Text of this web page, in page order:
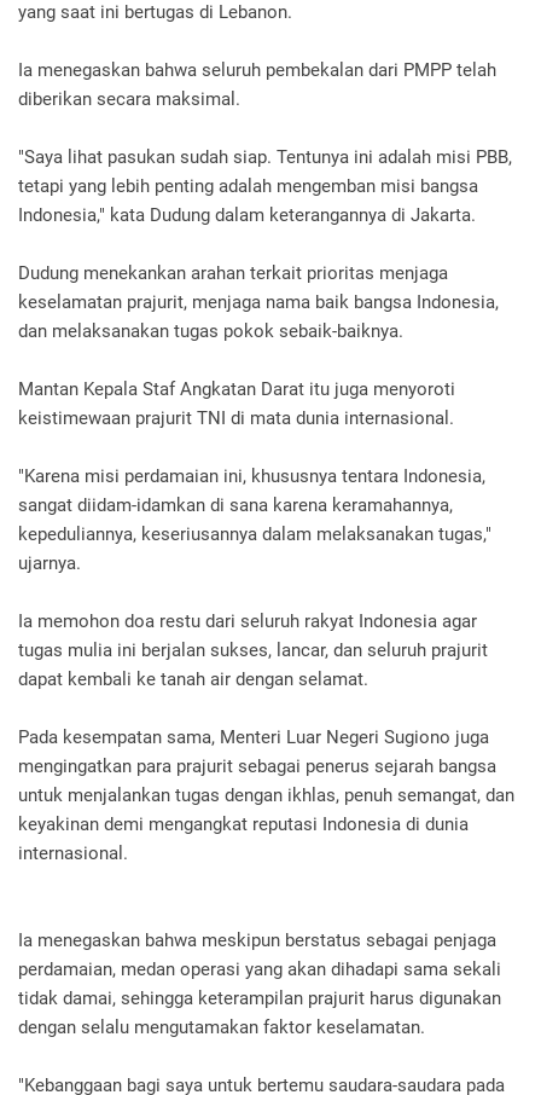
yang saat ini bertugas di Lebanon.
Ia menegaskan bahwa seluruh pembekalan dari PMPP telah
diberikan secara maksimal.
"Saya lihat pasukan sudah siap. Tentunya ini adalah misi PBB,
tetapi yang lebih penting adalah mengemban misi bangsa
Indonesia," kata Dudung dalam keterangannya di Jakarta.
Dudung menekankan arahan terkait prioritas menjaga
keselamatan prajurit, menjaga nama baik bangsa Indonesia,
dan melaksanakan tugas pokok sebaik-baiknya.
Mantan Kepala Staf Angkatan Darat itu juga menyoroti
keistimewaan prajurit TNI di mata dunia internasional.
"Karena misi perdamaian ini, khususnya tentara Indonesia,
sangat diidam-idamkan di sana karena keramahannya,
kepeduliannya, keseriusannya dalam melaksanakan tugas,"
ujarnya.
Ia memohon doa restu dari seluruh rakyat Indonesia agar
tugas mulia ini berjalan sukses, lancar, dan seluruh prajurit
dapat kembali ke tanah air dengan selamat.
Pada kesempatan sama, Menteri Luar Negeri Sugiono juga
mengingatkan para prajurit sebagai penerus sejarah bangsa
untuk menjalankan tugas dengan ikhlas, penuh semangat, dan
keyakinan demi mengangkat reputasi Indonesia di dunia
internasional.
Ia menegaskan bahwa meskipun berstatus sebagai penjaga
perdamaian, medan operasi yang akan dihadapi sama sekali
tidak damai, sehingga keterampilan prajurit harus digunakan
dengan selalu mengutamakan faktor keselamatan.
"Kebanggaan bagi saya untuk bertemu saudara-saudara pada